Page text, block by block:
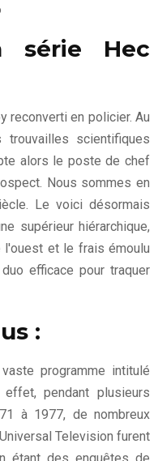
série Hec
reconverti en policier. Au
scientifiques
alors le poste de chef
Nous sommes en
Le voici désormais
supérieur hiérarchique,
l'ouest et le frais émoulu
efficace pour traquer
:
programme intitulé
effet, pendant plusieurs
à 1977, de nombreux
Television furent